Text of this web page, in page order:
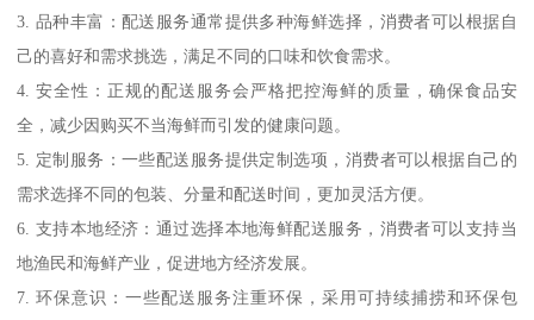
3. 品种丰富：配送服务通常提供多种海鲜选择，消费者可以根据自
己的喜好和需求挑选，满足不同的口味和饮食需求。
4. 安全性：正规的配送服务会严格把控海鲜的质量，确保食品安
全，减少因购买不当海鲜而引发的健康问题。
5. 定制服务：一些配送服务提供定制选项，消费者可以根据自己的
需求选择不同的包装、分量和配送时间，更加灵活方便。
6. 支持本地经济：通过选择本地海鲜配送服务，消费者可以支持当
地渔民和海鲜产业，促进地方经济发展。
7. 环保意识：一些配送服务注重环保，采用可持续捕捞和环保包